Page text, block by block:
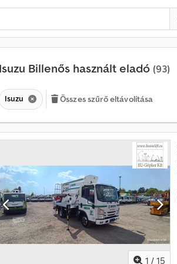
Isuzu Billenős használt eladó (93)
Isuzu Összes szűrő eltávolítása
1 / 15